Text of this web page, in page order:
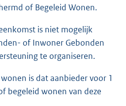
of Begeleid Wonen.
is niet mogelijk
of Inwoner Gebonden
te organiseren.
is dat aanbieder voor 1
begeleid wonen van deze